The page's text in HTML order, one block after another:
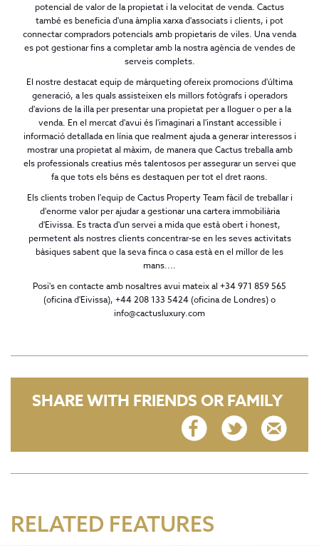
potencial de valor de la propietat i la velocitat de venda. Cactus
també es beneficia d'una àmplia xarxa d'associats i clients, i pot
connectar compradors potencials amb propietaris de viles. Una venda
es pot gestionar fins a completar amb la nostra agència de vendes de
serveis complets.
El nostre destacat equip de màrqueting ofereix promocions d'última
generació, a les quals assisteixen els millors fotògrafs i operadors
d'avions de la illa per presentar una propietat per a lloguer o per a la
venda. En el mercat d'avui és l'imaginari a l'instant accessible i
informació detallada en línia que realment ajuda a generar interessos i
mostrar una propietat al màxim, de manera que Cactus treballa amb
els professionals creatius més talentosos per assegurar un servei que
fa que tots els béns es destaquen per tot el dret raons.
Els clients troben l'equip de Cactus Property Team fàcil de treballar i
d'enorme valor per ajudar a gestionar una cartera immobiliària
d'Eivissa. Es tracta d'un servei a mida que està obert i honest,
permetent als nostres clients concentrar-se en les seves activitats
bàsiques sabent que la seva finca o casa està en el millor de les
mans....
Posi's en contacte amb nosaltres avui mateix al +34 971 859 565
(oficina d'Eivissa), +44 208 133 5424 (oficina de Londres) o
info@cactusluxury.com
SHARE WITH FRIENDS OR FAMILY
RELATED FEATURES